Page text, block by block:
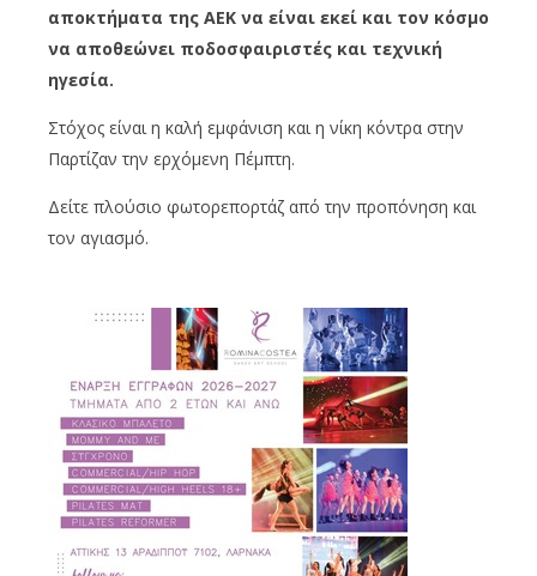
αποκτήματα της ΑΕΚ να είναι εκεί και τον κόσμο
να αποθεώνει ποδοσφαιριστές και τεχνική
ηγεσία.
Στόχος είναι η καλή εμφάνιση και η νίκη κόντρα στην
Παρτίζαν την ερχόμενη Πέμπτη.
Δείτε πλούσιο φωτορεπορτάζ από την προπόνηση και
τον αγιασμό.